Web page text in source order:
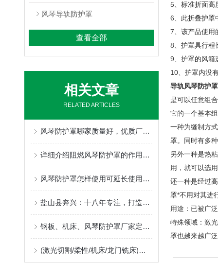
风琴导轨防护罩
查看全部
相关文章
RELATED ARTICLES
风琴防护罩哪家质量好，优质厂家定制不得了
详细介绍阻燃风琴防护罩的作用及应用中出现问题的解决方案
风琴防护罩怎样使用可延长使用寿命
盐山县奔兴：十八年专注，打造高品质风琴罩、风琴护罩、风琴防护罩
钢板、机床、风琴防护罩厂家定制指南：柔性防护材料的耐温、阻燃与往复寿命解析
(激光切割/柔性/机床/龙门铣床)风琴防护罩生产厂，位于河北沧州售后好支持非标定制
5、标准折面高
6、此折叠护罩
7、该产品使用
8、护罩具行程
9、护罩的风箱
10、护罩内没
导轨风琴防护
是可以任意组
它的一个基本
一种为缝制方
罩。同时有多
另外一种是热
用，就可以选
还一种是经过
罩*不用对其进
用途：已被广
特殊领域：激
罩也越来越广